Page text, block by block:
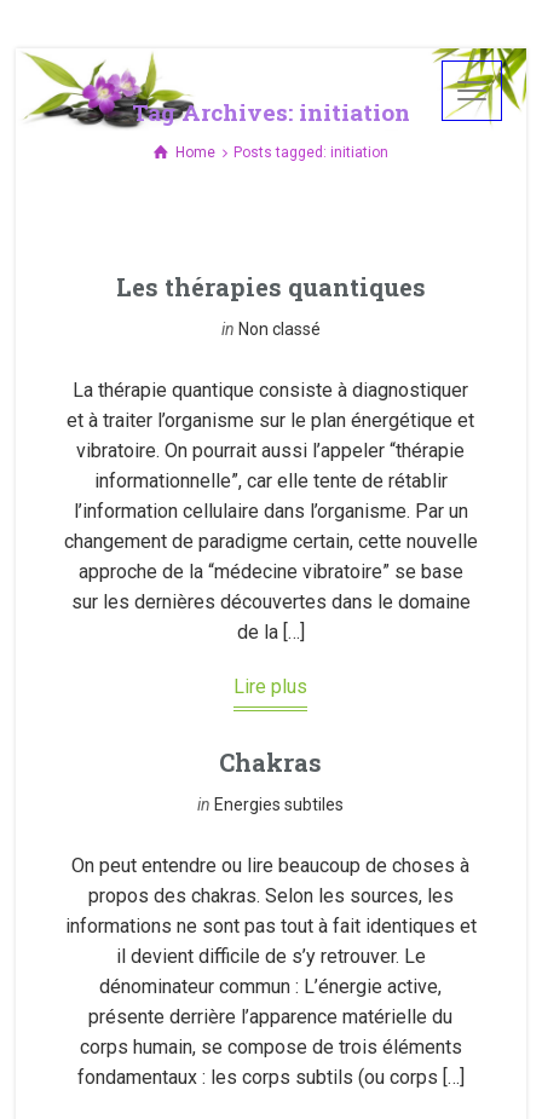
Tag Archives: initiation
Home Posts tagged: initiation
Les thérapies quantiques
in Non classé
La thérapie quantique consiste à diagnostiquer
et à traiter l’organisme sur le plan énergétique et
vibratoire. On pourrait aussi l’appeler “thérapie
informationnelle”, car elle tente de rétablir
l’information cellulaire dans l’organisme. Par un
changement de paradigme certain, cette nouvelle
approche de la “médecine vibratoire” se base
sur les dernières découvertes dans le domaine
de la […]
Lire plus
Chakras
in Energies subtiles
On peut entendre ou lire beaucoup de choses à
propos des chakras. Selon les sources, les
informations ne sont pas tout à fait identiques et
il devient difficile de s’y retrouver. Le
dénominateur commun : L’énergie active,
présente derrière l’apparence matérielle du
corps humain, se compose de trois éléments
fondamentaux : les corps subtils (ou corps […]